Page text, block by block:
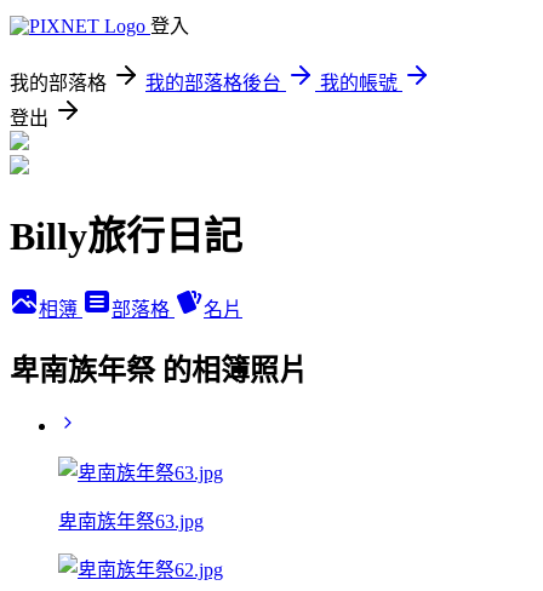
登入
我的部落格 我的部落格後台
我的帳號
登出
Billy旅行日記
相簿 部落格 名片
卑南族年祭 的相簿照片
卑南族年祭63.jpg